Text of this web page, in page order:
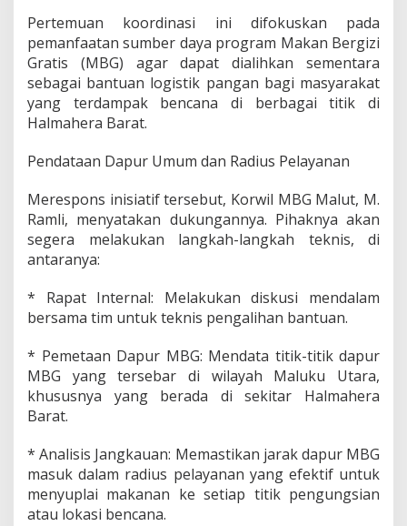
a
s
i
A
l
i
u
s
i
P
r
a
M
B
G
B
s
a
m
a
Pertemuan koordinasi ini difokuskan pada
pemanfaatan sumber daya program Makan Bergizi
Gratis (MBG) agar dapat dialihkan sementara
sebagai bantuan logistik pangan bagi masyarakat
yang terdampak bencana di berbagai titik di
Halmahera Barat.
Pendataan Dapur Umum dan Radius Pelayanan
Merespons inisiatif tersebut, Korwil MBG Malut, M.
Ramli, menyatakan dukungannya. Pihaknya akan
segera melakukan langkah-langkah teknis, di
antaranya:
* Rapat Internal: Melakukan diskusi mendalam
bersama tim untuk teknis pengalihan bantuan.
* Pemetaan Dapur MBG: Mendata titik-titik dapur
MBG yang tersebar di wilayah Maluku Utara,
khususnya yang berada di sekitar Halmahera
Barat.
* Analisis Jangkauan: Memastikan jarak dapur MBG
masuk dalam radius pelayanan yang efektif untuk
menyuplai makanan ke setiap titik pengungsian
atau lokasi bencana.